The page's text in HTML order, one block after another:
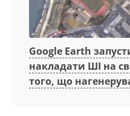
Google Earth
накладати ШІ на
того, що